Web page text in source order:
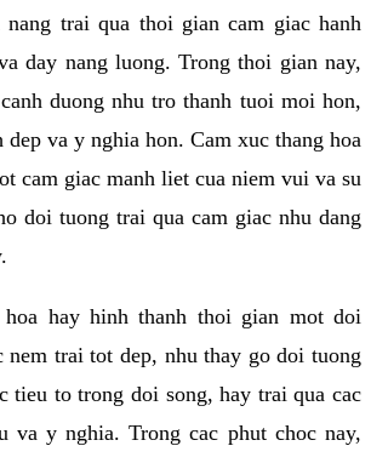
trai qua thoi gian cam giac hanh
day nang luong. Trong thoi gian nay,
duong nhu tro thanh tuoi moi hon,
dep va y nghia hon. Cam xuc thang hoa
cam giac manh liet cua niem vui va su
doi tuong trai qua cam giac nhu dang
hoa hay hinh thanh thoi gian mot doi
nem trai tot dep, nhu thay go doi tuong
tieu to trong doi song, hay trai qua cac
va y nghia. Trong cac phut choc nay,